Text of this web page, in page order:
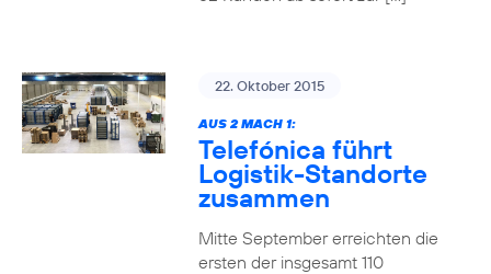
22. Oktober 2015
AUS 2 MACH 1:
Telefónica führt
Logistik-Standorte
zusammen
Mitte September erreichten die
ersten der insgesamt 110